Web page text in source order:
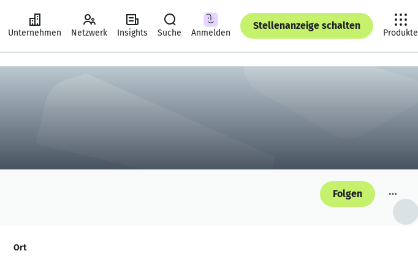
Unternehmen Netzwerk Insights Suche Anmelden
Stellenanzeige schalten
Produkte
Folgen
Ort